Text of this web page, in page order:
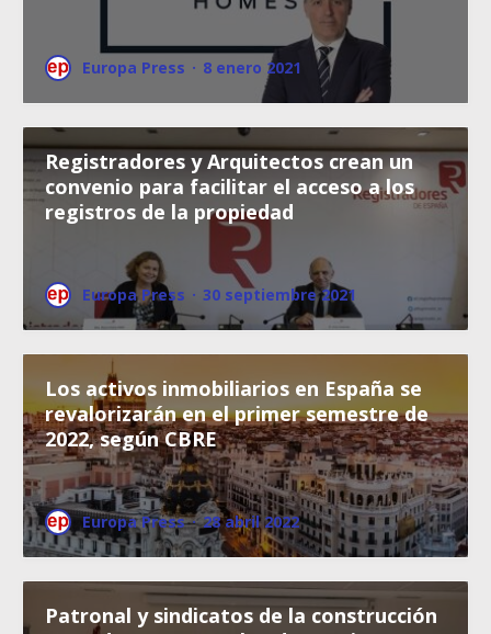
Europa Press · 8 enero 2021
Registradores y Arquitectos crean un
convenio para facilitar el acceso a los
registros de la propiedad
Europa Press · 30 septiembre 2021
Los activos inmobiliarios en España se
revalorizarán en el primer semestre de
2022, según CBRE
Europa Press · 28 abril 2022
Patronal y sindicatos de la construcción